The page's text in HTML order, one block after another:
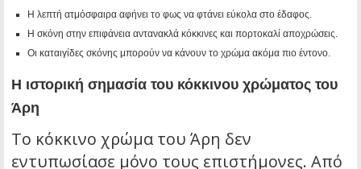
Η λεπτή ατμόσφαιρα αφήνει το φως να φτάνει εύκολα στο έδαφος.
Η σκόνη στην επιφάνεια αντανακλά κόκκινες και πορτοκαλί αποχρώσεις.
Οι καταιγίδες σκόνης μπορούν να κάνουν το χρώμα ακόμα πιο έντονο.
Η ιστορική σημασία του κόκκινου χρώματος του
Άρη
Το κόκκινο χρώμα του Άρη δεν
εντυπωσίασε μόνο τους επιστήμονες. Από